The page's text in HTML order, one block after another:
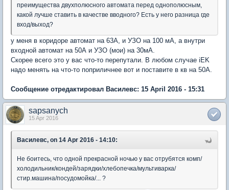
преимущества двухполюсного автомата перед однополюсным,
какой лучше ставить в качестве вводного? Есть у него разница где
вход/выход?
у меня в коридоре автомат на 63А, и УЗО на 100 мА, а внутри
входной автомат на 50А и УЗО (мои) на 30мА.
Скорее всего это у вас что-то перепутали. В любом случае iEK
надо менять на что-то поприличнее вот и поставите в кв на 50А.
Сообщение отредактировал Василевс: 15 April 2016 - 15:31
sapsanych
15 Apr 2016
Василевс, on 14 Apr 2016 - 14:10:
Не боитесь, что одной прекрасной ночью у вас отрубятся комп/
холодильник/кондей/зарядки/хлебопечка/мультиварка/
стир.машина/посудомойка/... ?